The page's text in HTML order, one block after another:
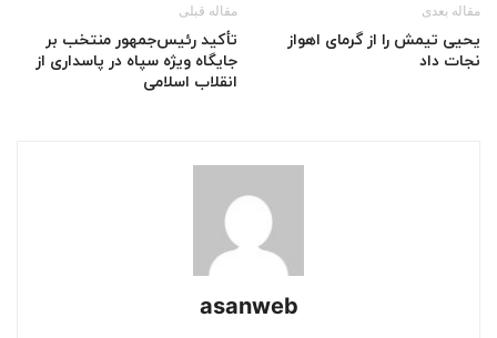
مقاله قبلی
تأکید رئیس‌جمهور منتخب بر
جایگاه ویژه سپاه در پاسداری از
انقلاب اسلامی
مقاله بعدی
یحیی تیمش را از گرمای اهواز
نجات داد
asanweb